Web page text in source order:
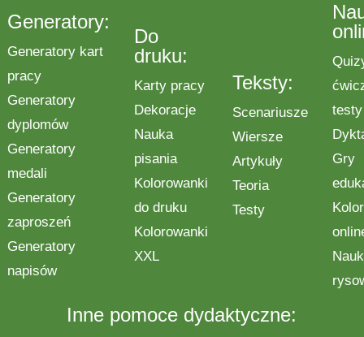
Generatory:
Generatory kart
pracy
Generatory
dyplomów
Generatory
medali
Generatory
zaproszeń
Generatory
napisów
Do
druku:
Karty pracy
Dekoracje
Nauka
pisania
Kolorowanki
do druku
Kolorowanki
XXL
Teksty:
Scenariusze
Wiersze
Artykuły
Teoria
Testy
testy
Gry
Inne pomoce dydaktyczne: